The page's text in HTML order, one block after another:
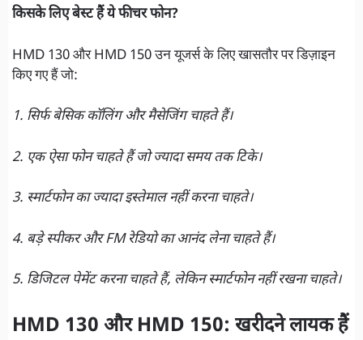
किसके लिए बेस्ट हैं ये फीचर फोन?
HMD 130 और HMD 150 उन यूजर्स के लिए खासतौर पर डिज़ाइन
किए गए हैं जो:
1. सिर्फ बेसिक कॉलिंग और मैसेजिंग चाहते हैं।
2. एक ऐसा फोन चाहते हैं जो ज्यादा समय तक टिके।
3. स्मार्टफोन का ज्यादा इस्तेमाल नहीं करना चाहते।
4. बड़े स्पीकर और FM रेडियो का आनंद लेना चाहते हैं।
5. डिजिटल पेमेंट करना चाहते हैं, लेकिन स्मार्टफोन नहीं रखना चाहते।
HMD 130 और HMD 150: खरीदने लायक हैं